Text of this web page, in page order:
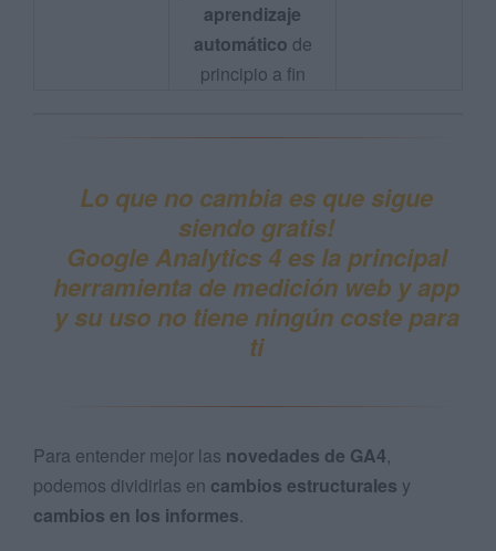
aprendizaje
automático de
principio a fin
Lo que no cambia es que sigue
siendo gratis!
Google Analytics 4 es la principal
herramienta de medición web y app
y su uso no tiene ningún coste para
ti
Para entender mejor las novedades de GA4,
podemos dividirlas en cambios estructurales y
cambios en los informes.